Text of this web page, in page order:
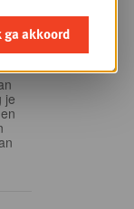
je
ga akkoord